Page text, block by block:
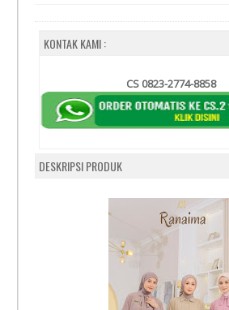
KONTAK KAMI :
CS 0823-2774-8858
DESKRIPSI PRODUK